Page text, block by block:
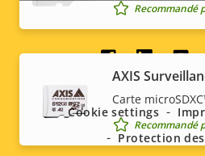
Recommandé
AXIS
Carte
Recommandé
Social
menu
Cookie settings
Protection